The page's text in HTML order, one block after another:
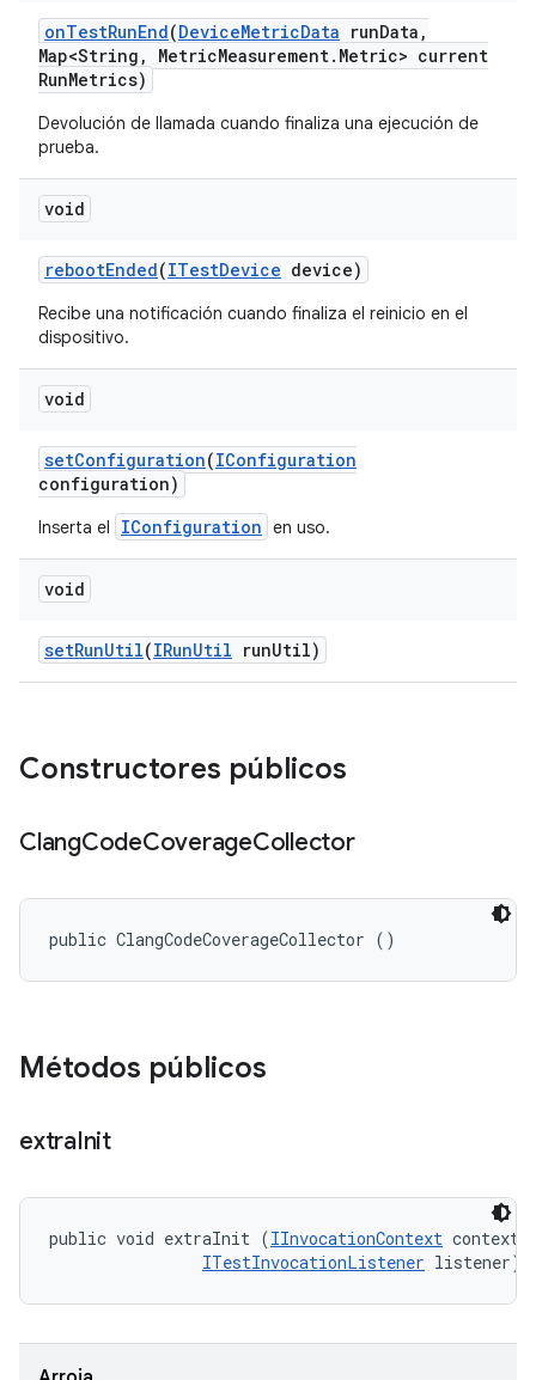
onTestRunEnd(DeviceMetricData runData ,
Map<String , MetricMeasurement. Metric> current
RunMetrics)
Devolución de llamada cuando finaliza una ejecución de
prueba.
void
rebootEnded(ITestDevice device)
Recibe una notificación cuando finaliza el reinicio en el
dispositivo.
void
setConfiguration(IConfiguration
configuration)
Inserta el IConfiguration en uso.
void
setRunUtil(IRunUtil runUtil)
Constructores públicos
ClangCodeCoverageCollector
public ClangCodeCoverageCollector ()
Métodos públicos
extraInit
public void extraInit (IInvocationContext
ITestInvocationListener listener)